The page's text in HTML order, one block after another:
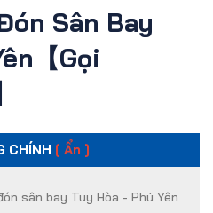
Sân Bay
【Gọi
CHÍNH [ Ẩn ]
sân bay Tuy Hòa - Phú Yên